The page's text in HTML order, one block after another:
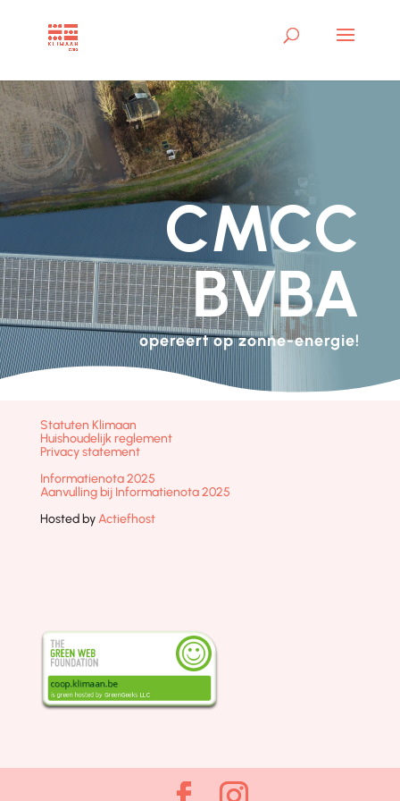
CMCC
BVBA
opereert op zonne-energie!
Statuten Klimaan
Huishoudelijk reglement
Privacy statement
Informatienota 2025
Aanvulling bij Informatienota 2025
Hosted byActiefhost